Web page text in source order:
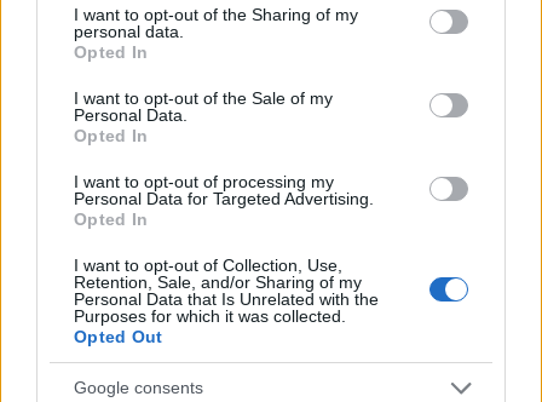
I want to opt-out of the Sharing of my
personal data.
Opted In
I want to opt-out of the Sale of my
Personal Data.
Opted In
I want to opt-out of processing my
Personal Data for Targeted Advertising.
Opted In
I want to opt-out of Collection, Use,
Retention, Sale, and/or Sharing of my
Personal Data that Is Unrelated with the
Purposes for which it was collected.
Opted Out
Google consents
piccole e medie imprese che costituiscono il
tessuto più profondo della nostra economia.
consulenza nella transizione verso
un’economia
sostenibile che ha delle complessità. Tutto
questo mondo ESG, ovvero tutta questa
transizione sulle tematiche ambientali, le
tematiche del governo sociale e le tematiche
politiche di adeguamento alle normative europee,
in Italia ha bisogno di supporto”, ha testimoniato